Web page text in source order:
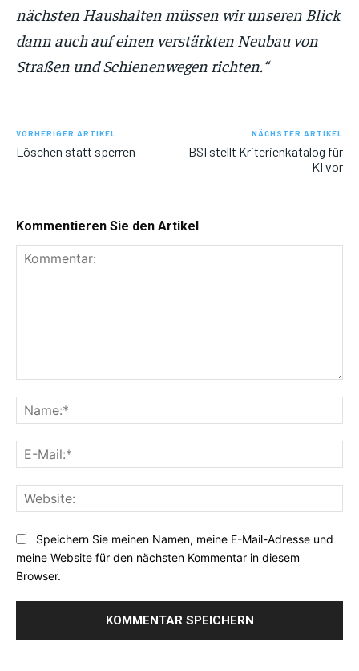
nächsten Haushalten müssen wir unseren Blick
dann auch auf einen verstärkten Neubau von
Straßen und Schienenwegen richten.“
VORHERIGER ARTIKEL
Löschen statt sperren
NÄCHSTER ARTIKEL
BSI stellt Kriterienkatalog für
KI vor
Kommentieren Sie den Artikel
Speichern Sie meinen Namen, meine E-Mail-Adresse und
meine Website für den nächsten Kommentar in diesem
Browser.